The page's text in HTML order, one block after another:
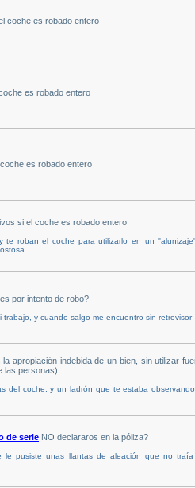
coche es robado entero
es robado entero
es robado entero
si el coche es robado entero
te roban el coche para utilizarlo en un
por intento de robo?
y cuando salgo me encuentro sin retrovisor
apropiación indebida de un bien, sin utilizar
las personas)
del coche, y un ladrón que te estaba
de serie NO declararos en la póliza?
le pusiste unas llantas de aleación que no